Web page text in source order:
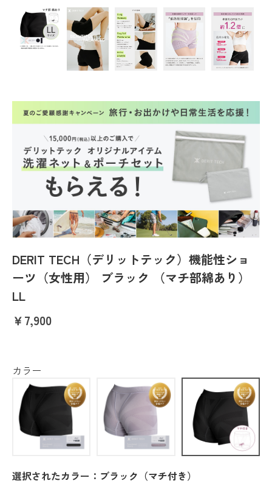
DERIT TECH（デリットテック）機能性ショ
ーツ（女性用） ブラック （マチ部綿あり）
LL
￥7,900
カラー
選択されたカラー：ブラック（マチ付き）